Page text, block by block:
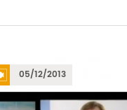
05/12/2013